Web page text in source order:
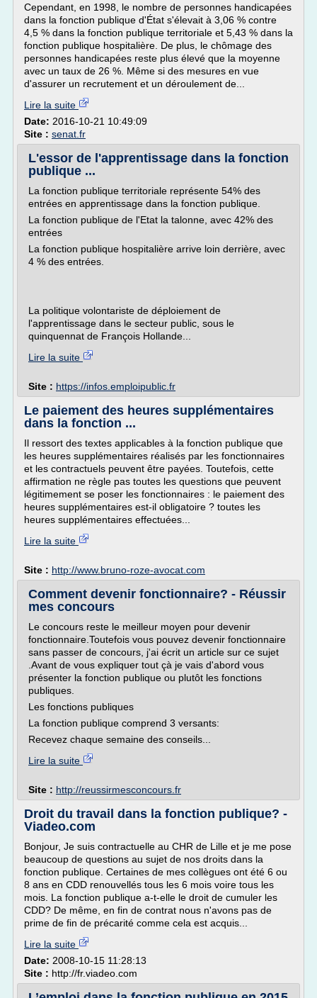
Cependant, en 1998, le nombre de personnes handicapées
dans la fonction publique d'État s'élevait à 3,06 % contre
4,5 % dans la fonction publique territoriale et 5,43 % dans la
fonction publique hospitalière. De plus, le chômage des
personnes handicapées reste plus élevé que la moyenne
avec un taux de 26 %. Même si des mesures en vue
d'assurer un recrutement et un déroulement de...
Lire la suite
Date: 2016-10-21 10:49:09
Site : senat.fr
L'essor de l'apprentissage dans la fonction
publique ...
La fonction publique territoriale représente 54% des
entrées en apprentissage dans la fonction publique.
La fonction publique de l'Etat la talonne, avec 42% des
entrées
La fonction publique hospitalière arrive loin derrière, avec
4 % des entrées.
La politique volontariste de déploiement de
l'apprentissage dans le secteur public, sous le
quinquennat de François Hollande...
Lire la suite
Site : https://infos.emploipublic.fr
Le paiement des heures supplémentaires
dans la fonction ...
Il ressort des textes applicables à la fonction publique que
les heures supplémentaires réalisés par les fonctionnaires
et les contractuels peuvent être payées. Toutefois, cette
affirmation ne règle pas toutes les questions que peuvent
légitimement se poser les fonctionnaires : le paiement des
heures supplémentaires est-il obligatoire ? toutes les
heures supplémentaires effectuées...
Lire la suite
Site : http://www.bruno-roze-avocat.com
Comment devenir fonctionnaire? - Réussir
mes concours
Le concours reste le meilleur moyen pour devenir
fonctionnaire.Toutefois vous pouvez devenir fonctionnaire
sans passer de concours, j'ai écrit un article sur ce sujet
.Avant de vous expliquer tout çà je vais d'abord vous
présenter la fonction publique ou plutôt les fonctions
publiques.
Les fonctions publiques
La fonction publique comprend 3 versants:
Recevez chaque semaine des conseils...
Lire la suite
Site : http://reussirmesconcours.fr
Droit du travail dans la fonction publique? -
Viadeo.com
Bonjour, Je suis contractuelle au CHR de Lille et je me pose
beaucoup de questions au sujet de nos droits dans la
fonction publique. Certaines de mes collègues ont été 6 ou
8 ans en CDD renouvellés tous les 6 mois voire tous les
mois. La fonction publique a-t-elle le droit de cumuler les
CDD? De même, en fin de contrat nous n'avons pas de
prime de fin de précarité comme cela est acquis...
Lire la suite
Date: 2008-10-15 11:28:13
Site : http://fr.viadeo.com